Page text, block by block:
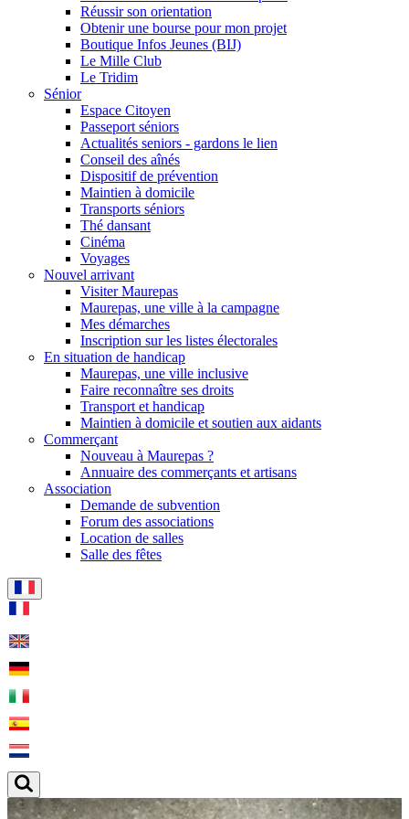
Réussir son orientation
Obtenir une bourse pour mon projet
Boutique Infos Jeunes (BIJ)
Le Mille Club
Le Tridim
Sénior
Espace Citoyen
Passeport séniors
Actualités seniors - gardons le lien
Conseil des aînés
Dispositif de prévention
Maintien à domicile
Transports séniors
Thé dansant
Cinéma
Voyages
Nouvel arrivant
Visiter Maurepas
Maurepas, une ville à la campagne
Mes démarches
Inscription sur les listes électorales
En situation de handicap
Maurepas, une ville inclusive
Faire reconnaître ses droits
Transport et handicap
Maintien à domicile et soutien aux aidants
Commerçant
Nouveau à Maurepas ?
Annuaire des commerçants et artisans
Association
Demande de subvention
Forum des associations
Location de salles
Salle des fêtes